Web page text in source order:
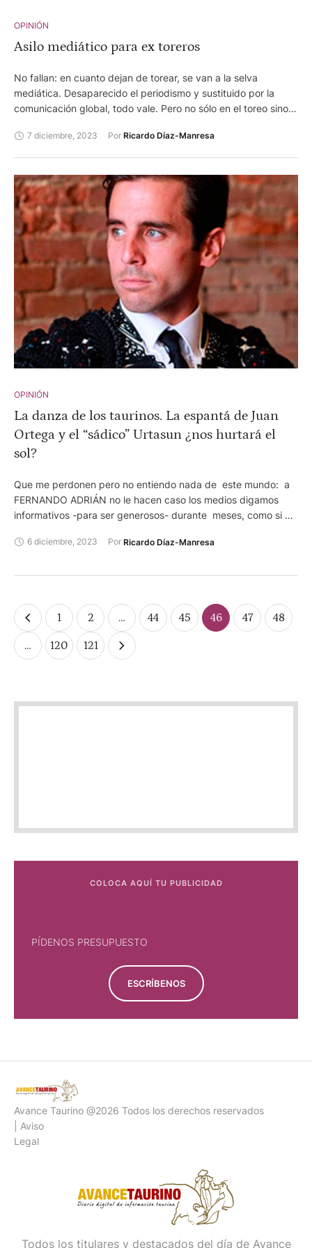
OPINIÓN
Asilo mediático para ex toreros
No fallan: en cuanto dejan de torear, se van a la selva
mediática. Desaparecido el periodismo y sustituido por la
comunicación global, todo vale. Pero no sólo en el toreo sino
la política, por torpe (increíble que llegara al puesto de
platós y a la paguita. El humorista, antes futbolista, Joaquín, a
los platós -ya retirado- a hacer su programita y sus gracias,
que al que más hacen reir es a él. Y con él, muchísimos del
balompié, famosos o menos famosos comentaristas. Todo
vale, aunque no sirvan ni para analizar los partidos de
segunda división.
7 diciembre, 2023 Por Ricardo Díaz-Manresa
OPINIÓN
La danza de los taurinos. La espantá de Juan
Ortega y el “sádico” Urtasun ¿nos hurtará el
sol?
Que me perdonen pero no entiendo nada de este mundo: a
FERNANDO ADRIÁN no le hacen caso los medios digamos
informativos -para ser generosos- durante meses, como si no
los llamados comunicadores danzan a su alrededor a diario.
ahora...? Que me lo expliquen. Así está todo.
6 diciembre, 2023 Por Ricardo Díaz-Manresa
1 2 … 44 45 46 47 48
… 120 121
COLOCA AQUÍ TU PUBLICIDAD
PÍDENOS PRESUPUESTO
ESCRÍBENOS
Avance Taurino @2026 Todos los derechos reservados
| Aviso
Legal
Todos los titulares y destacados del día de Avance